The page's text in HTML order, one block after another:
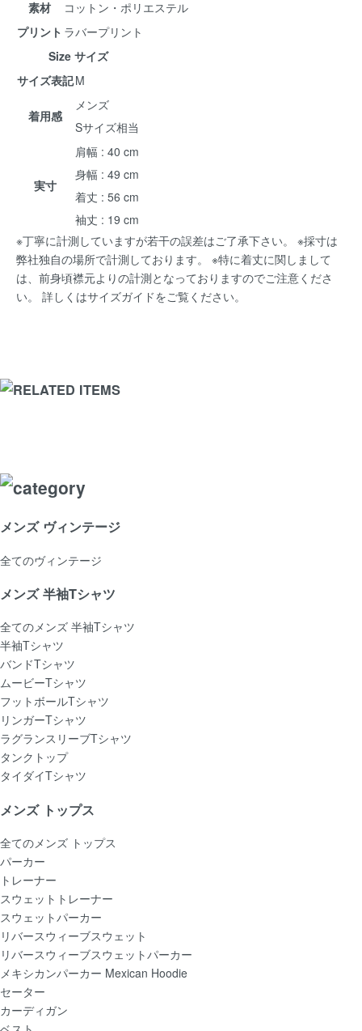
素材
コットン・ポリエステル
プリント ラバープリント
Size サイズ
サイズ表記M
着用感
メンズ
Sサイズ相当
実寸
肩幅 : 40 cm
身幅 : 49 cm
着丈 : 56 cm
袖丈 : 19 cm
※丁寧に計測していますが若干の誤差はご了承下さい。 ※採寸は
弊社独自の場所で計測しております。 ※特に着丈に関しまして
は、前身頃襟元よりの計測となっておりますのでご注意くださ
い。 詳しくはサイズガイドをご覧ください。
メンズ ヴィンテージ
全てのヴィンテージ
メンズ 半袖Tシャツ
全てのメンズ 半袖Tシャツ
半袖Tシャツ
バンドTシャツ
ムービーTシャツ
フットボールTシャツ
リンガーTシャツ
ラグランスリーブTシャツ
タンクトップ
タイダイTシャツ
メンズ トップス
全てのメンズ トップス
パーカー
トレーナー
スウェットトレーナー
スウェットパーカー
リバースウィーブスウェット
リバースウィーブスウェットパーカー
メキシカンパーカー Mexican Hoodie
セーター
カーディガン